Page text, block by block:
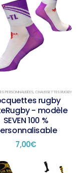
PERSONNALISÉES, CHAUSSETTES RUGBY
rugby
- modèle
SEVEN 100 %
7,00€